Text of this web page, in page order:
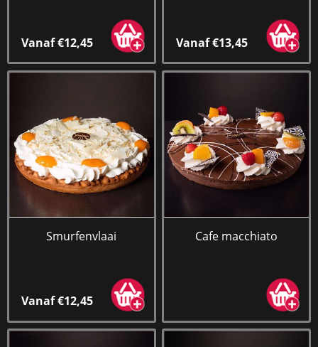
Vanaf €12,45 Vanaf €13,45
Smurfenvlaai
Vanaf €12,45
Cafe macchiato